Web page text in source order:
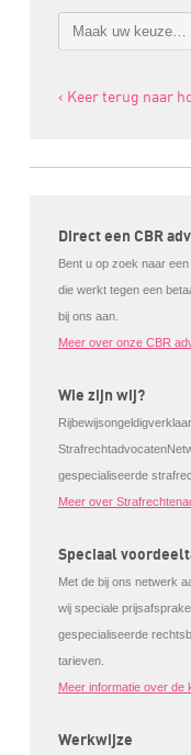
‹ Keer terug naar
Direct een CBR
Bent u op zoek naar
die werkt tegen een
bij ons aan.
Meer over onze CBR
Wie zijn wij?
gespecialiseerde
Meer over
Speciaal
Met de bij ons netwerk
wij speciale
gespecialiseerde
tarieven.
Meer informatie over de
Werkwijze